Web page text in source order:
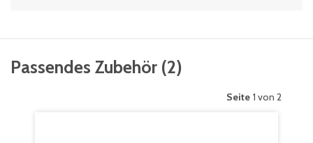
Passendes Zubehör (2)
Seite 1 von 2